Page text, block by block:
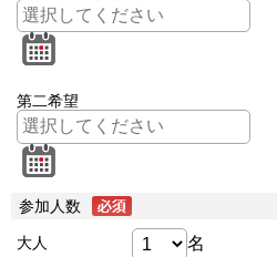
第二希望
参加人数
大人 名